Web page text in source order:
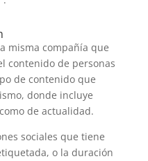
misma compañía que
contenido de personas
de contenido que
donde incluye
de actualidad.
sociales que tiene
o la duración